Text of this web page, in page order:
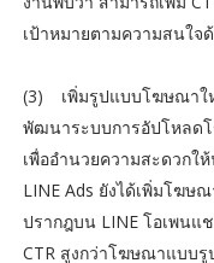
เป้าหมายตามความสนใจ
(3)
เพิ่มรูปแบบโฆษณาใ
พัฒนาระบบการอัปโหลด
เพื่ออำนวยความสะดวกใ
LINE Ads ยังได้เพิ่มโฆษ
ปรากฎบน LINE โอเพนแ
CTR สูงกว่าโฆษณาแบบรู